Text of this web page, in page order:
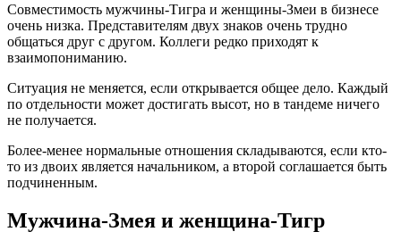
Совместимость мужчины-Тигра и женщины-Змеи в бизнесе
очень низка. Представителям двух знаков очень трудно
общаться друг с другом. Коллеги редко приходят к
взаимопониманию.
Ситуация не меняется, если открывается общее дело. Каждый
по отдельности может достигать высот, но в тандеме ничего
не получается.
Более-менее нормальные отношения складываются, если кто-
то из двоих является начальником, а второй соглашается быть
подчиненным.
Мужчина-Змея и женщина-Тигр